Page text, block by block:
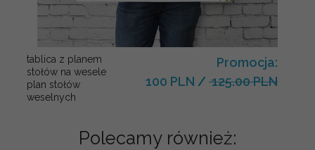
tablica z planem
stołów na wesele
plan stołów
weselnych
Promocja:
100 PLN / 125.00 PLN
Polecamy również: